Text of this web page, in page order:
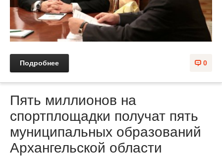
0
Подробнее
Пять миллионов на
спортплощадки получат пять
муниципальных образований
Архангельской области